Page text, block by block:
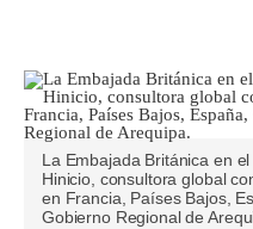
La Embajada Británica en
Hinicio, consultora global
en Francia, Países Bajos,
Gobierno Regional de